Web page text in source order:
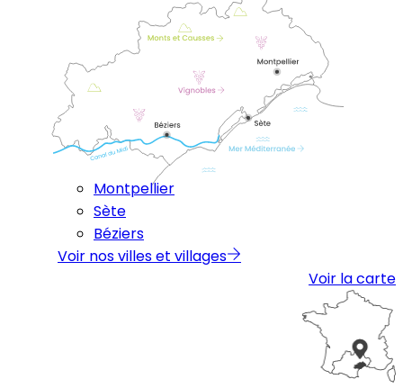
Montpellier
Sète
Béziers
Voir nos villes et villages
Voir la carte